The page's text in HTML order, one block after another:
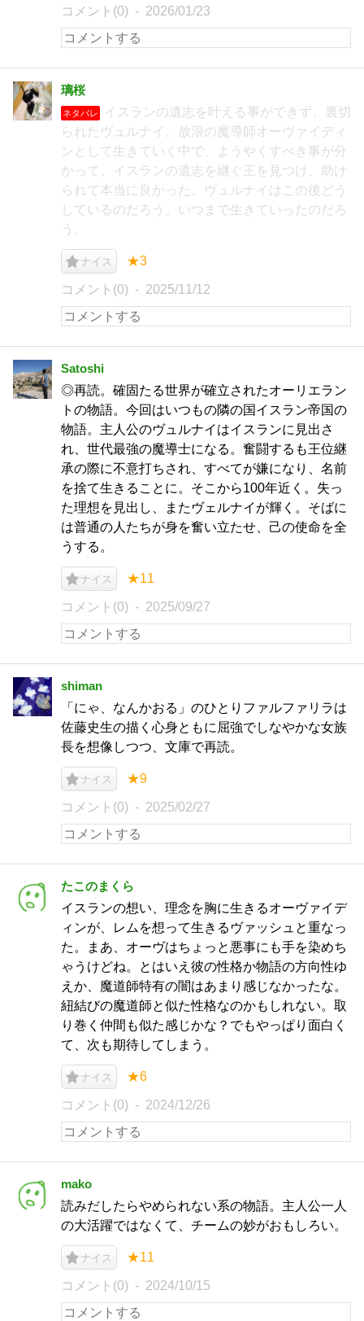
コメント(0) 2026/01/23
璃桜
ネタバレ
イスランの遺志を叶える事ができず、裏切
られたヴュルナイ。放浪の魔導師オーヴァイディ
ンとして生きていく中で、ようやくすべき事が分
かって、イスランの遺志を継ぐ王を見つけ、助け
られて本当に良かった。ヴュルナイはこの後どう
しているのだろう。いつまで生きていったのだろ
う。
ナイス ★3
コメント(0) 2025/11/12
Satoshi
◎再読。確固たる世界が確立されたオーリエラン
トの物語。今回はいつもの隣の国イスラン帝国の
物語。主人公のヴュルナイはイスランに見出さ
れ、世代最強の魔導士になる。奮闘するも王位継
承の際に不意打ちされ、すべてが嫌になり、名前
を捨て生きることに。そこから100年近く。失っ
た理想を見出し、またヴェルナイが輝く。そばに
は普通の人たちが身を奮い立たせ、己の使命を全
うする。
ナイス ★11
コメント(0) 2025/09/27
shiman
「にゃ、なんかおる」のひとりファルファリラは
佐藤史生の描く心身ともに屈強でしなやかな女族
長を想像しつつ、文庫で再読。
ナイス ★9
コメント(0) 2025/02/27
たこのまくら
イスランの想い、理念を胸に生きるオーヴァイデ
ィンが、レムを想って生きるヴァッシュと重なっ
た。まあ、オーヴはちょっと悪事にも手を染めち
ゃうけどね。とはいえ彼の性格か物語の方向性ゆ
えか、魔道師特有の闇はあまり感じなかったな。
紐結びの魔道師と似た性格なのかもしれない。取
り巻く仲間も似た感じかな？でもやっぱり面白く
て、次も期待してしまう。
ナイス ★6
コメント(0) 2024/12/26
mako
読みだしたらやめられない系の物語。主人公一人
の大活躍ではなくて、チームの妙がおもしろい。
ナイス ★11
コメント(0) 2024/10/15